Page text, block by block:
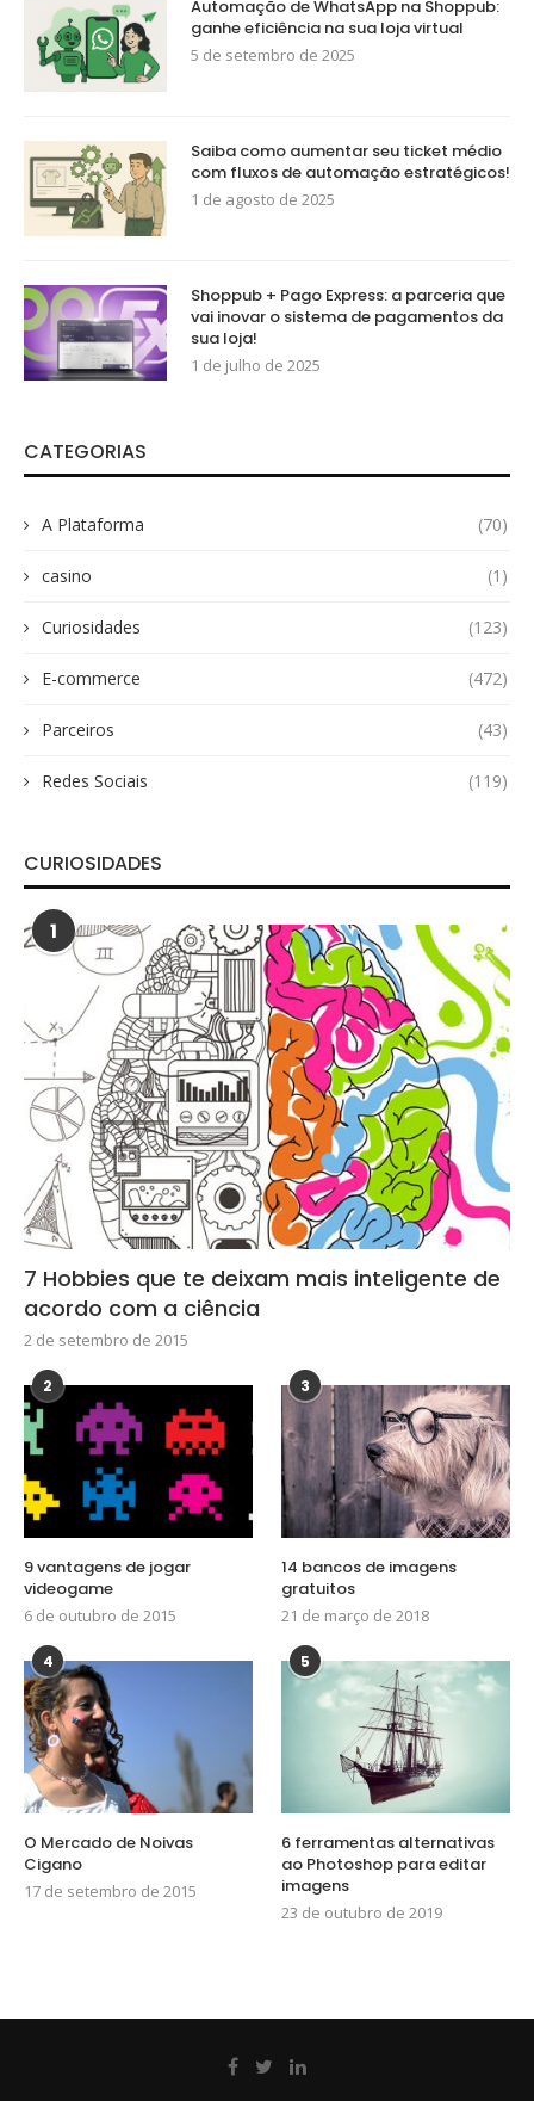
Automação de WhatsApp na Shoppub:
ganhe eficiência na sua loja virtual
5 de setembro de 2025
Saiba como aumentar seu ticket médio
com fluxos de automação estratégicos!
1 de agosto de 2025
Shoppub + Pago Express: a parceria que
vai inovar o sistema de pagamentos da
sua loja!
1 de julho de 2025
CATEGORIAS
A Plataforma (70)
casino (1)
Curiosidades (123)
E-commerce (472)
Parceiros (43)
Redes Sociais (119)
CURIOSIDADES
1
7 Hobbies que te deixam mais inteligente de
acordo com a ciência
2 de setembro de 2015
2
9 vantagens de jogar
videogame
6 de outubro de 2015
3
14 bancos de imagens
gratuitos
21 de março de 2018
4
O Mercado de Noivas
Cigano
17 de setembro de 2015
5
6 ferramentas alternativas
ao Photoshop para editar
imagens
23 de outubro de 2019